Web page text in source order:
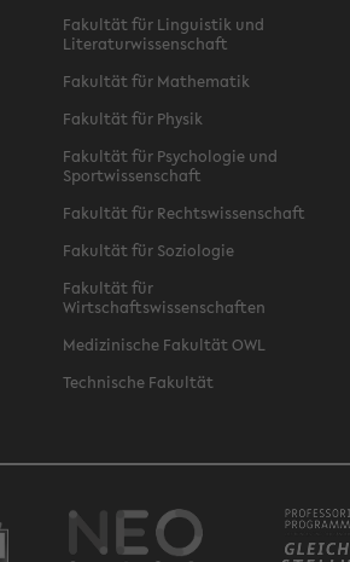
Fakultät für Linguistik und
Literaturwissenschaft
Fakultät für Mathematik
Fakultät für Physik
Fakultät für Psychologie und
Sportwissenschaft
Fakultät für Rechtswissenschaft
Fakultät für Soziologie
Fakultät für
Wirtschaftswissenschaften
Medizinische Fakultät OWL
Technische Fakultät